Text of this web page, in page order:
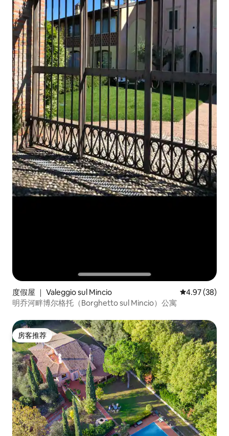
度假屋 ｜ Valeggio sul Mincio 平均评分
4.97 (38)
明乔河畔博尔格托（Borghetto sul Mincio）公寓
房客推荐
房客推荐